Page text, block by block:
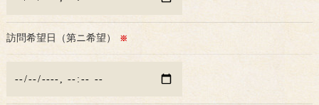
訪問希望日（第ニ希望） ※